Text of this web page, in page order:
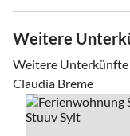
Weitere
Weitere Unterkünfte
Claudia Breme